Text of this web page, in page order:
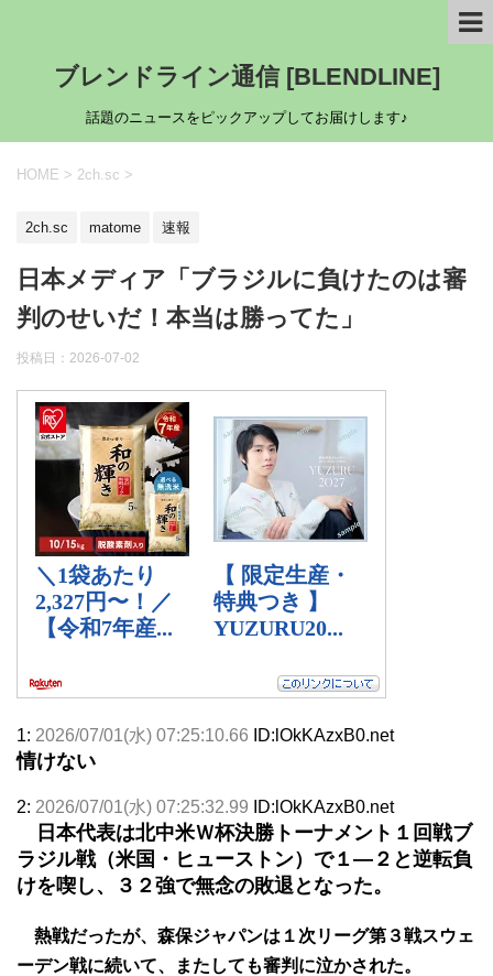
ブレンドライン通信 [BLENDLINE]
話題のニュースをピックアップしてお届けします♪
HOME > 2ch.sc >
2ch.sc matome 速報
日本メディア「ブラジルに負けたのは審
判のせいだ！本当は勝ってた」
投稿日： 2026-07-02
1: 2026/07/01(水) 07:25:10.66 ID:lOkKAzxB0.net
情けない
2: 2026/07/01(水) 07:25:32.99 ID:lOkKAzxB0.net
日本代表は北中米Ｗ杯決勝トーナメント１回戦ブ
ラジル戦（米国・ヒューストン）で１―２と逆転負
けを喫し、３２強で無念の敗退となった。
熱戦だったが、森保ジャパンは１次リーグ第３戦スウェ
ーデン戦に続いて、またしても審判に泣かされた。